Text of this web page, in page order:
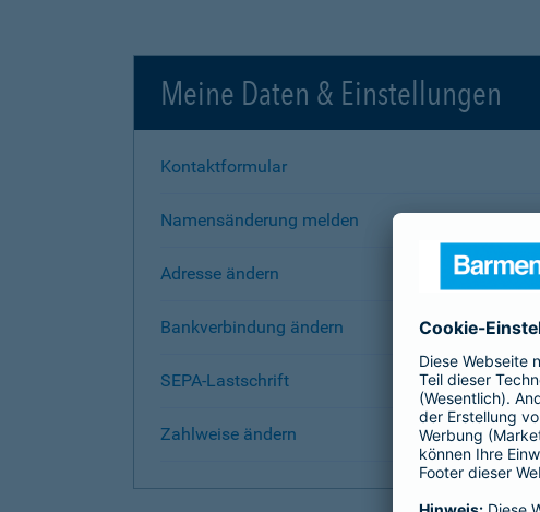
Meine Daten & Einstellungen
Kontaktformular
Namensänderung melden
Adresse ändern
Bankverbindung ändern
SEPA-Lastschrift
Zahlweise ändern